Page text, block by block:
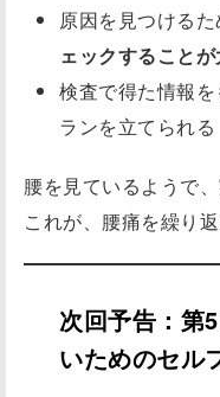
原因を見つける
ェックすること
検査で得た情報
ランを立てられる
腰を見ているようで
これが、腰痛を繰り
次回予告：第
いためのセル